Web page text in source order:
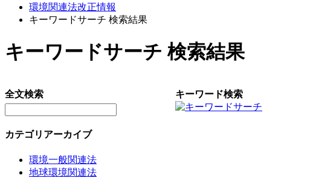
環境関連法改正情報
キーワードサーチ 検索結果
キーワードサーチ 検索結果
全文検索 キーワード検索
カテゴリアーカイブ
環境一般関連法
地球環境関連法